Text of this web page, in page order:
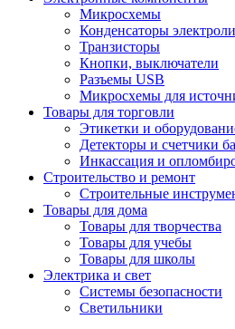
Микросхемы
Конденсаторы
Транзисторы
Кнопки, выключатели
Разъемы USB
Микросхемы для
Товары для торговли
Этикетки и
Детекторы и счетчики
Инкассация и
Строительство и ремонт
Строительные
Товары для дома
Товары для творчества
Товары для учебы
Товары для школы
Электрика и свет
Системы безопасности
Светильники